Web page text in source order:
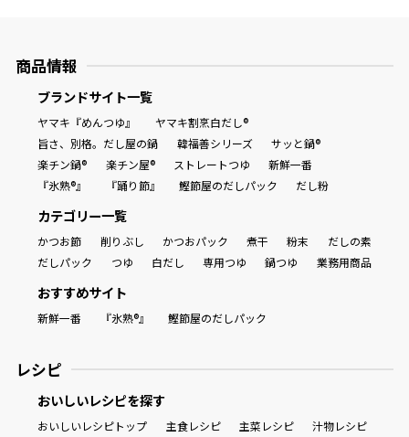
商品情報
ブランドサイト一覧
ヤマキ『めんつゆ』
ヤマキ割烹白だし®
旨さ、別格。だし屋の鍋
韓福善シリーズ
サッと鍋®
楽チン鍋®
楽チン屋® ストレートつゆ
新鮮一番
『氷熟®』
『踊り節』 鰹節屋のだしパック だし粉
カテゴリー一覧
かつお節 削りぶし かつおパック 煮干 粉末
だしの素
だしパック
つゆ 白だし 専用つゆ 鍋つゆ 業務用商品
おすすめサイト
新鮮一番 『氷熟®』 鰹節屋のだしパック
レシピ
おいしいレシピを探す
おいしいレシピトップ 主食レシピ 主菜レシピ
汁物レシピ